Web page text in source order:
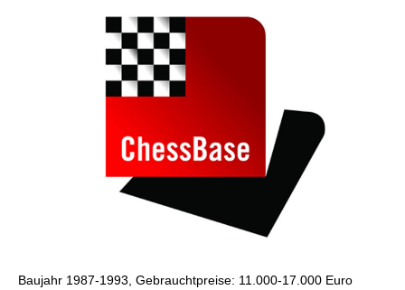
Baujahr 1987-1993, Gebrauchtpreise: 11.000-17.000 Euro